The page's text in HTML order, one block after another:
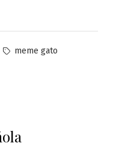
Etiquetas:
meme gato